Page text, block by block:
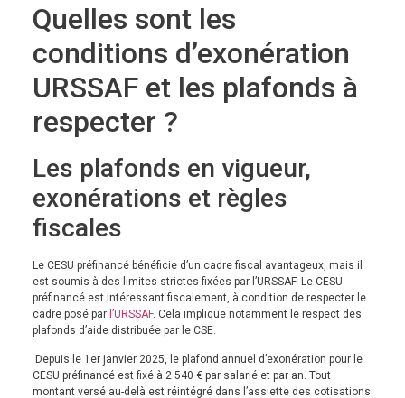
Quelles sont les
conditions d’exonération
URSSAF et les plafonds à
respecter ?
Les plafonds en vigueur,
exonérations et règles
fiscales
Le CESU préfinancé bénéficie d’un cadre fiscal avantageux, mais il
est soumis à des limites strictes fixées par l’URSSAF. Le CESU
préfinancé est intéressant fiscalement, à condition de respecter le
cadre posé par l’URSSAF. Cela implique notamment le respect des
plafonds d’aide distribuée par le CSE.
Depuis le 1er janvier 2025, le plafond annuel d’exonération pour le
CESU préfinancé est fixé à 2 540 € par salarié et par an. Tout
montant versé au-delà est réintégré dans l’assiette des cotisations